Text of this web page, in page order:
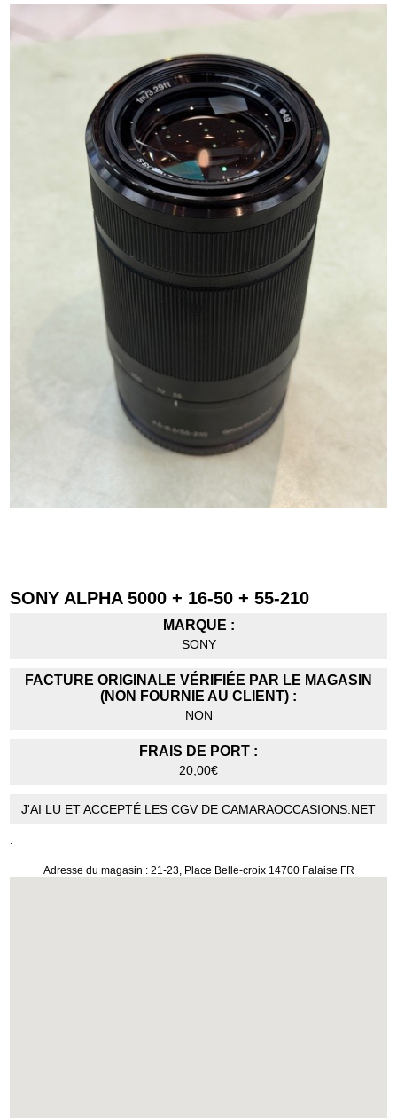
SONY ALPHA 5000 + 16-50 + 55-210
MARQUE :
SONY
FACTURE ORIGINALE VÉRIFIÉE PAR LE MAGASIN
(NON FOURNIE AU CLIENT) :
NON
FRAIS DE PORT :
20,00€
J'AI LU ET ACCEPTÉ LES CGV DE CAMARAOCCASIONS.NET
.
Adresse du magasin : 21-23, Place Belle-croix 14700 Falaise FR